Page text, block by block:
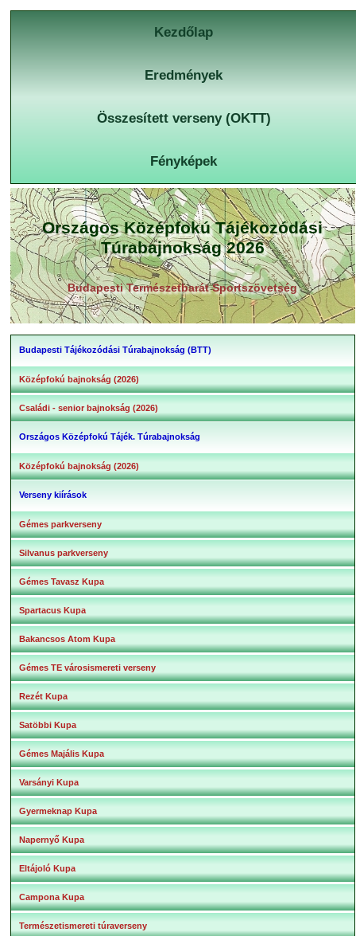
Kezdőlap
Eredmények
Összesített verseny (OKTT)
Fényképek
Országos Középfokú Tájékozódási
Túrabajnokság 2026
Budapesti Természetbarát Sportszövetség
Budapesti Tájékozódási Túrabajnokság (BTT)
Középfokú bajnokság (2026)
Családi - senior bajnokság (2026)
Országos Középfokú Tájék. Túrabajnokság
Középfokú bajnokság (2026)
Verseny kiírások
Gémes parkverseny
Silvanus parkverseny
Gémes Tavasz Kupa
Spartacus Kupa
Bakancsos Atom Kupa
Gémes TE városismereti verseny
Rezét Kupa
Satöbbi Kupa
Gémes Majális Kupa
Varsányi Kupa
Gyermeknap Kupa
Napernyő Kupa
Eltájoló Kupa
Campona Kupa
Természetismereti túraverseny